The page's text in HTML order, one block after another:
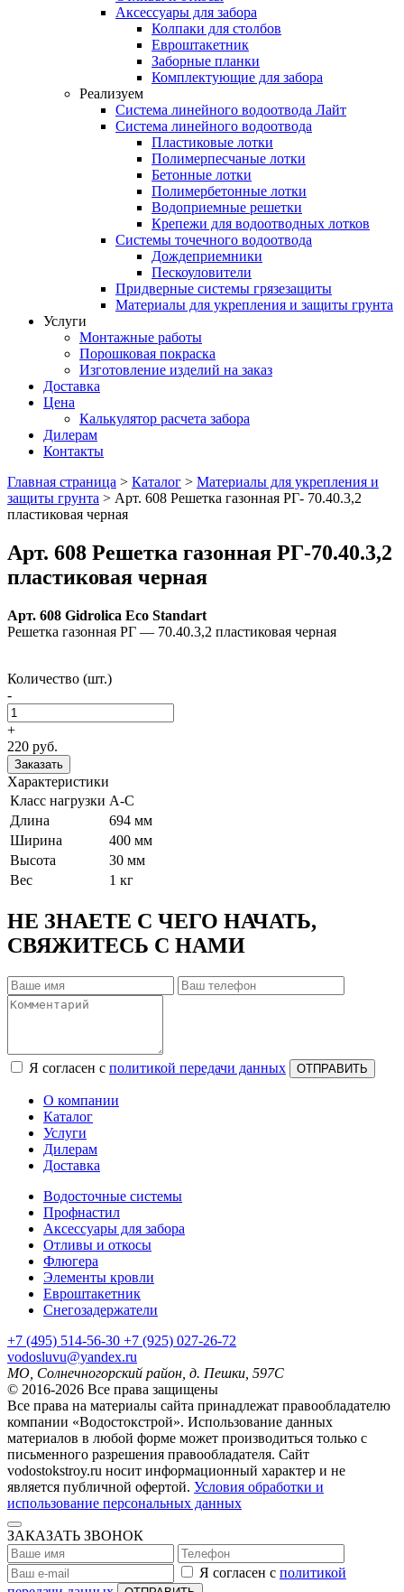
Аксессуары для забора
Колпаки для столбов
Евроштакетник
Заборные планки
Комплектующие для забора
Реализуем
Система линейного водоотвода Лайт
Система линейного водоотвода
Пластиковые лотки
Полимерпесчаные лотки
Бетонные лотки
Полимербетонные лотки
Водоприемные решетки
Крепежи для водоотводных лотков
Системы точечного водоотвода
Дождеприемники
Пескоуловители
Придверные системы грязезащиты
Материалы для укрепления и защиты грунта
Услуги
Монтажные работы
Порошковая покраска
Изготовление изделий на заказ
Доставка
Цена
Калькулятор расчета забора
Дилерам
Контакты
Главная страница > Каталог > Материалы для укрепления и
защиты грунта > Арт. 608 Решетка газонная РГ- 70.40.3,2
пластиковая черная
Арт. 608 Решетка газонная РГ-70.40.3,2
пластиковая черная
Арт. 608 Gidrolica Eco Standart
Решетка газонная РГ — 70.40.3,2 пластиковая черная
Количество (шт.)
-
+
220 руб.
Заказать
Характеристики
Класс нагрузки А-С
Длина
694 мм
Ширина
400 мм
Высота
30 мм
Вес
1 кг
НЕ ЗНАЕТЕ С ЧЕГО НАЧАТЬ,
СВЯЖИТЕСЬ С НАМИ
Я согласен с политикой передачи данных ОТПРАВИТЬ
О компании
Каталог
Услуги
Дилерам
Доставка
Водосточные системы
Профнастил
Аксессуары для забора
Отливы и откосы
Флюгера
Элементы кровли
Евроштакетник
Снегозадержатели
+7 (495) 514-56-30 +7 (925) 027-26-72
vodosluvu@yandex.ru
МО, Солнечногорский район, д. Пешки, 597С
© 2016-2026 Все права защищены
Все права на материалы сайта принадлежат правообладателю
компании «Водостокстрой». Использование данных
материалов в любой форме может производиться только с
письменного разрешения правообладателя. Сайт
vodostokstroy.ru носит информационный характер и не
является публичной офертой. Условия обработки и
использование персональных данных
ЗАКАЗАТЬ ЗВОНОК
Я согласен с политикой